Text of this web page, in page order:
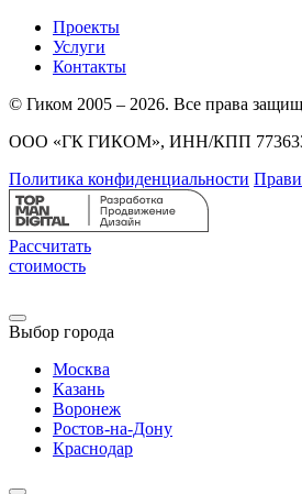
Проекты
Услуги
Контакты
© Гиком 2005 – 2026. Все права
ООО «ГК ГИКОМ», ИНН/КПП
Политика конфиденциальности
Рассчитать
стоимость
Выбор города
Москва
Казань
Воронеж
Ростов-на-Дону
Краснодар